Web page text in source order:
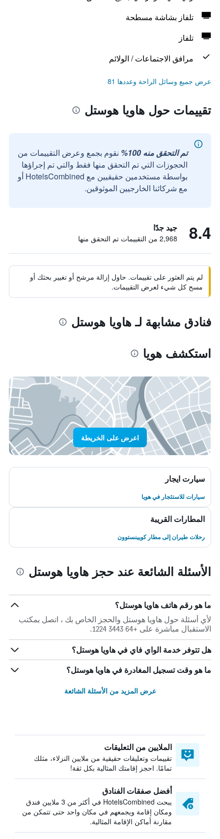
تلفاز بشاشة مسطحة
تلفاز
مرافق الاجتماعات / الولائم
عرض جميع وسائل الراحة وعددها 81
تقييمات حول هاويا هوستل
تم التحقق منه 100%
نقوم بجمع وعرض التقييمات من
الحجوزات التي تم التحقق منها فقط والتي تم إجراؤها
بواسطة مستخدمين حقيقيين مع HotelsCombined أو
مع شركائنا الخارجيين الموثوقين.
8.4 جيد جدًا
2,968 من التقييمات تم التحقق منها
لم يتم العثور على تقييمات. حاول إزالة مرشح أو تغيير بحثك أو
مسح كل شيء لعرض التقييمات.
فنادق مشابهة لـ هاويا هوستل
استكشف هويا
اعرض على الخريطة
سيارت ايجار
سيارات للاستئجار في هويا
المطارات القريبة
رحلات طيران إلى مطار كويينستوون
الأسئلة الشائعة عند حجز هاويا هوستل
ما هو رقم هاتف هاويا هوستل؟
لأي أسئلة حول هاويا هوستل والحجز الخاص بك ، اتصل بمكتب
الاستقبال مباشرة على +64 3443 1224.
هل تتوفر خدمة الواي فاي في هاويا هوستل؟
ما هو وقت تسجيل المغادرة في هاويا هوستل؟
عرض المزيد من الأسئلة الشائعة
الملايين من التعليقات
تقييمات وتعليقات حقيقية من ملايين النزلاء، مثلك
تمامًا. احجز إقامتك المثالية بكل ثقة!
أفضل صفقات الفنادق
يبحث HotelsCombined في أكثر من 3 ملايين فندق
ومكان إقامة ويجمعهم في مكان واحد حتى تتمكن من
مقارنة أماكن الإقامة المثالية.